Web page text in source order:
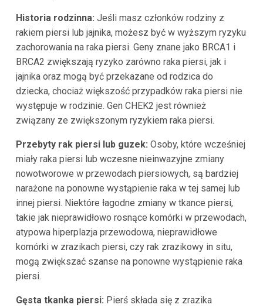
Historia rodzinna: Jeśli masz członków rodziny z
rakiem piersi lub jajnika, możesz być w wyższym ryzyku
zachorowania na raka piersi. Geny znane jako BRCA1 i
BRCA2 zwiększają ryzyko zarówno raka piersi, jak i
jajnika oraz mogą być przekazane od rodzica do
dziecka, chociaż większość przypadków raka piersi nie
występuje w rodzinie. Gen CHEK2 jest również
związany ze zwiększonym ryzykiem raka piersi.
Przebyty rak piersi lub guzek: Osoby, które wcześniej
miały raka piersi lub wczesne nieinwazyjne zmiany
nowotworowe w przewodach piersiowych, są bardziej
narażone na ponowne wystąpienie raka w tej samej lub
innej piersi. Niektóre łagodne zmiany w tkance piersi,
takie jak nieprawidłowo rosnące komórki w przewodach,
atypowa hiperplazja przewodowa, nieprawidłowe
komórki w zrazikach piersi, czy rak zrazikowy in situ,
mogą zwiększać szanse na ponowne wystąpienie raka
piersi.
Gęsta tkanka piersi: Pierś składa się z zrazika